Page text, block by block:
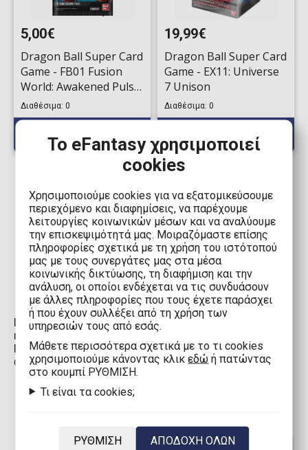
5,00€
Dragon Ball Super Card
Game - FB01 Fusion
World: Awakened Pulse
Booster
Διαθέσιμα: 0
19,99€
Dragon Ball Super Card
Game - EX11: Universe
7 Unison
Διαθέσιμα: 0
1
Boosters, Booster Boxes, Decks, μεμονωμένες
κάρτες
συλλεκτικά πακέτα
Ball Super Card Gameσας περιμένουν να τα
ανακαλύψετε στο eFantasy.gr!
Το eFantasy χρησιμοποιεί
cookies
Χρησιμοποιούμε cookies για να εξατομικεύσουμε
περιεχόμενο και διαφημίσεις, να παρέχουμε
λειτουργίες κοινωνικών μέσων και να αναλύουμε
την επισκεψιμότητά μας. Μοιραζόμαστε επίσης
πληροφορίες σχετικά με τη χρήση του ιστότοπού
μας με τους συνεργάτες μας στα μέσα
κοινωνικής δικτύωσης, τη διαφήμιση και την
ανάλυση, οι οποίοι ενδέχεται να τις συνδυάσουν
με άλλες πληροφορίες που τους έχετε παράσχει
ή που έχουν συλλέξει από τη χρήση των
υπηρεσιών τους από εσάς.
Mάθετε περισσότερα σχετικά με το τι cookies
χρησιμοποιούμε κάνοντας κλικεδώ ή πατώντας
στο κουμπί ΡΥΘΜΙΣΗ.
Τι είναι τα cookies;
ΡΥΘΜΙΣΗ ΑΠΟΔΟΧΗ ΟΛΩΝ